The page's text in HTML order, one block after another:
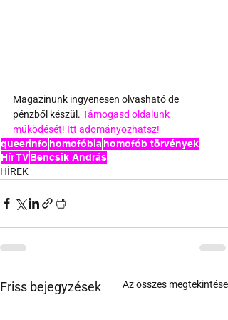
Magazinunk ingyenesen olvasható de
pénzből készül. Támogasd oldalunk
működését! Itt adományozhatsz!
queerinfohomofóbiahomofób törvények
Hír TVBencsik András
HÍREK
Friss bejegyzések Az összes megtekintése